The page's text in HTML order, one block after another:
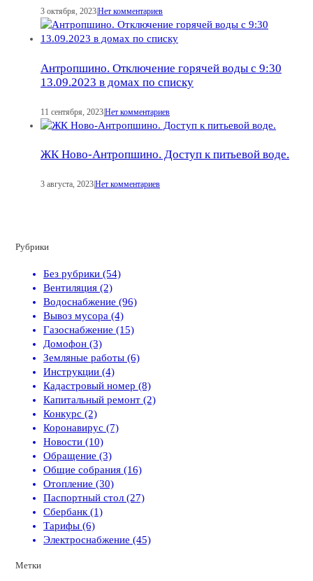
3 октября, 2023Нет комментариев
Антропшино. Отключение горячей воды с 9:30
13.09.2023 в домах по списку
11 сентября, 2023|Нет комментариев
ЖК Ново-Антропшино. Доступ к питьевой воде.
3 августа, 2023|Нет комментариев
Рубрики
Без рубрики (54)
Вентиляция (2)
Водоснабжение (96)
Вывоз мусора (4)
Газоснабжение (15)
Домофон (3)
Земляные работы (6)
Инструкции (4)
Кадастровый номер (8)
Капитальный ремонт (2)
Конкурс (2)
Коронавирус (7)
Новости (10)
Обращение (3)
Общие собрания (16)
Отопление (30)
Паспортный стол (27)
Сбербанк (1)
Тарифы (6)
Электроснабжение (45)
Метки